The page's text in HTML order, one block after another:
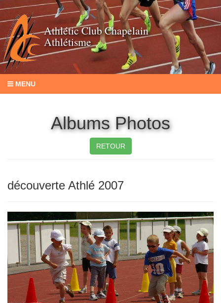
Athlétic Club Chapelain
Athlétisme
MENU
Albums Photos
RETOUR
découverte Athlé 2007